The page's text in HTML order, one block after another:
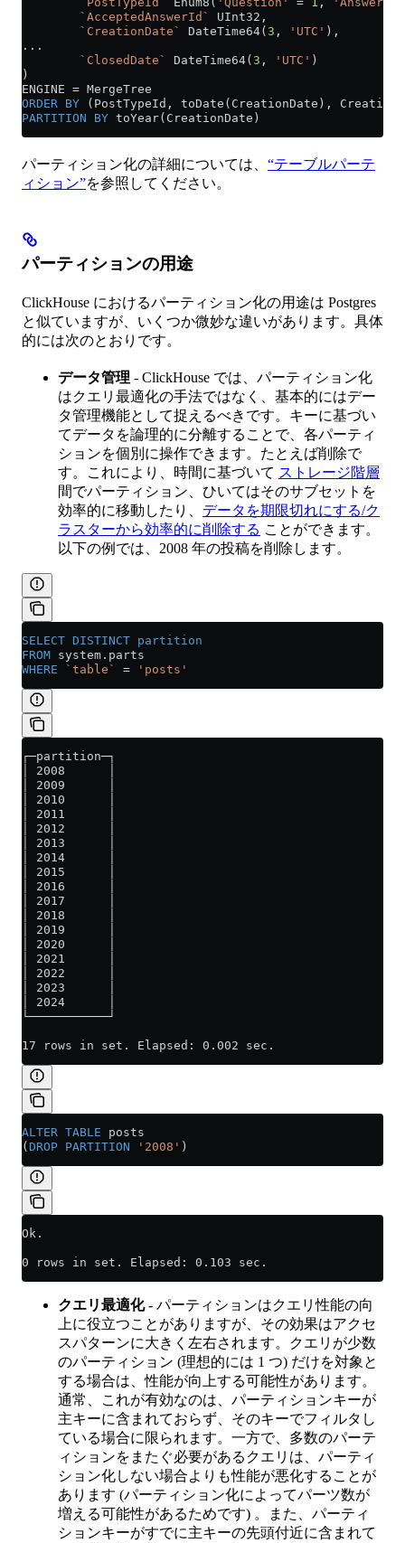
        `AcceptedAnswerId`
UInt32,
        `CreationDate`
DateTime64( 3 , 'UTC' ),
...
        `ClosedDate`
DateTime64( 3 , 'UTC' )
)
ENGINE = MergeTree
ORDER BY (PostTypeId, toDate(CreationDate),
PARTITION BY toYear(CreationDate)
パーティション化の詳細については、 “テーブルパーテ
ィション”を参照してください。
パーティションの用途
ClickHouse におけるパーティション化の用途は Postgres
と似ていますが、いくつか微妙な違いがあります。具体
的には次のとおりです。
データ管理 - ClickHouse では、パーティション化
はクエリ最適化の手法ではなく、基本的にはデー
タ管理機能として捉えるべきです。キーに基づい
てデータを論理的に分離することで、各パーティ
ションを個別に操作できます。たとえば削除で
す。これにより、時間に基づいて ストレージ階層
間でパーティション、ひいてはそのサブセットを
効率的に移動したり、 データを期限切れにする/ク
ラスターから効率的に削除する ことができます。
以下の例では、2008 年の投稿を削除します。
SELECT DISTINCT partition
FROM system . parts
WHERE `table` = 'posts'
┌─partition─┐
│ 2008      │
│ 2009      │
│ 2010      │
│ 2011      │
│ 2012      │
│ 2013      │
│ 2014      │
│ 2015      │
│ 2016      │
│ 2017      │
│ 2018      │
│ 2019      │
│ 2020      │
│ 2021      │
│ 2022      │
│ 2023      │
│ 2024      │
└───────────┘
17 rows in set. Elapsed: 0.002 sec.
ALTER TABLE posts
( DROP PARTITION '2008' )
Ok.
0 rows in set. Elapsed: 0.103 sec.
クエリ最適化- パーティションはクエリ性能の向
上に役立つことがありますが、その効果はアクセ
スパターンに大きく左右されます。クエリが少数
のパーティション (理想的には 1 つ) だけを対象と
する場合は、性能が向上する可能性があります。
通常、これが有効なのは、パーティションキーが
主キーに含まれておらず、そのキーでフィルタし
ている場合に限られます。一方で、多数のパーテ
ィションをまたぐ必要があるクエリは、パーティ
ション化しない場合よりも性能が悪化することが
あります (パーティション化によってパーツ数が
増える可能性があるためです) 。また、パーティ
ションキーがすでに主キーの先頭付近に含まれて